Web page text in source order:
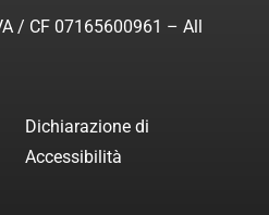
/ CF 07165600961 – All
Dichiarazione di
Accessibilità